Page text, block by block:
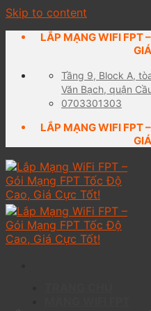
Skip to content
LẮP MẠNG WIFI FPT
Tầng 9, Block A,
Văn Bạch, quận
0703301303
LẮP MẠNG WIFI FPT